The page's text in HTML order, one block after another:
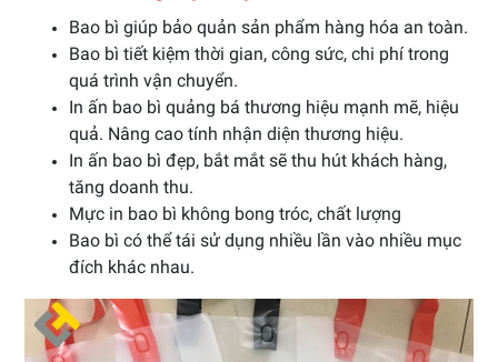
Bao bì giúp bảo quản sản phẩm hàng hóa an toàn.
Bao bì tiết kiệm thời gian, công sức, chi phí trong
quá trình vận chuyển.
In ấn bao bì quảng bá thương hiệu mạnh mẽ, hiệu
quả. Nâng cao tính nhận diện thương hiệu.
In ấn bao bì đẹp, bắt mắt sẽ thu hút khách hàng,
tăng doanh thu.
Mực in bao bì không bong tróc, chất lượng
Bao bì có thể tái sử dụng nhiều lần vào nhiều mục
đích khác nhau.